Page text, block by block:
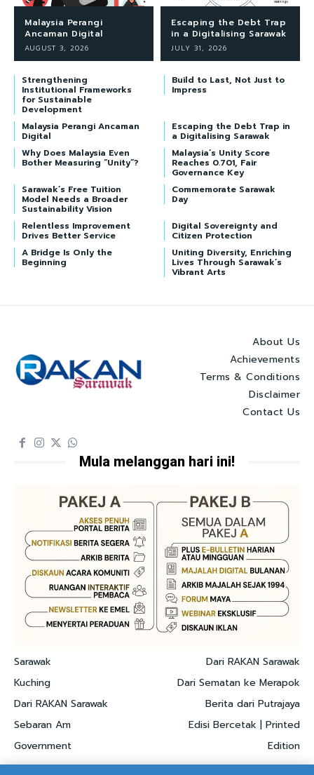
Malaysia Perangi
Ancaman Digital
AUGUST 3, 2026
Escaping the Debt Trap
in a Digitalising Sarawak
JULY 31, 2026
Strengthening
Institutional Frameworks
for Sustainable
Development
Build to Last, Not Just to
Impress
Malaysia Perangi Ancaman
Digital
Escaping the Debt Trap in
a Digitalising Sarawak
Why Does Malaysia Even
Bother Measuring “Unity”?
Malaysia’s Unity Score
Reaches 0.701, Fair
Governance Key
Sarawak’s Free Tuition
Model Needs a Broader
Sustainability Vision
Commemorate Sarawak
Day
Relentless Improvement
Drives Better Service
Digital Sovereignty and
Citizen Protection
A Bridge Is Only the
Beginning
Uniting Diversity, Enriching
Lives Through Sarawak’s
Vibrant Arts
About Us
Achievements
Terms & Conditions
Disclaimer
Contact Us
Mula melanggan hari ini!
Sarawak
Kuching
Dari RAKAN Sarawak
Sebaran Am
Government
Dari RAKAN Sarawak
Dari Sematan ke Merapok
Berita dari Putrajaya
Edisi Bercetak | Printed
Edition